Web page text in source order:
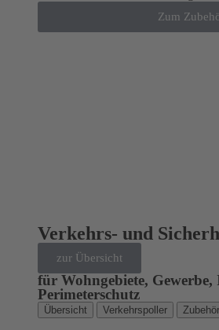
Zum
Verkehrs- und
zur Übersicht
für Wohngebiete,
Perimeterschutz
Übersicht Verkehrspoller Zubehör